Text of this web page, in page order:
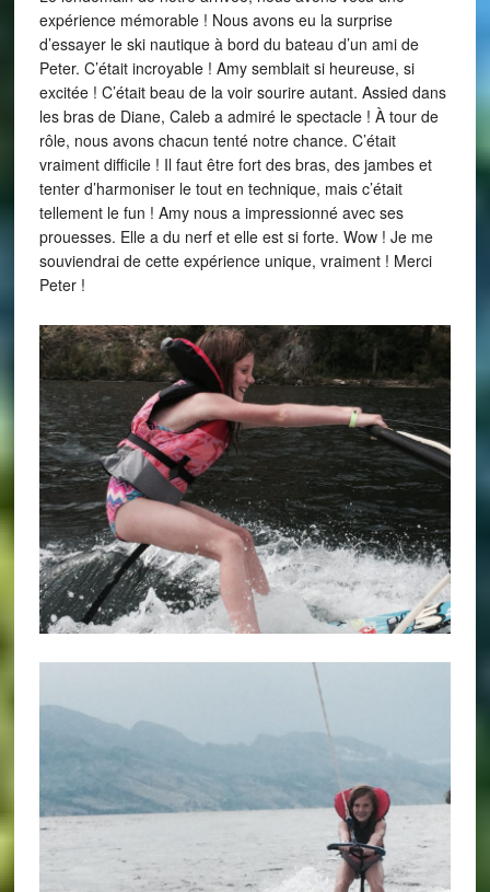
expérience mémorable ! Nous avons eu la surprise
d’essayer le ski nautique à bord du bateau d’un ami de
Peter. C’était incroyable ! Amy semblait si heureuse, si
excitée ! C’était beau de la voir sourire autant. Assied dans
les bras de Diane, Caleb a admiré le spectacle ! À tour de
rôle, nous avons chacun tenté notre chance. C’était
vraiment difficile ! Il faut être fort des bras, des jambes et
tenter d’harmoniser le tout en technique, mais c’était
tellement le fun ! Amy nous a impressionné avec ses
prouesses. Elle a du nerf et elle est si forte. Wow ! Je me
souviendrai de cette expérience unique, vraiment ! Merci
Peter !